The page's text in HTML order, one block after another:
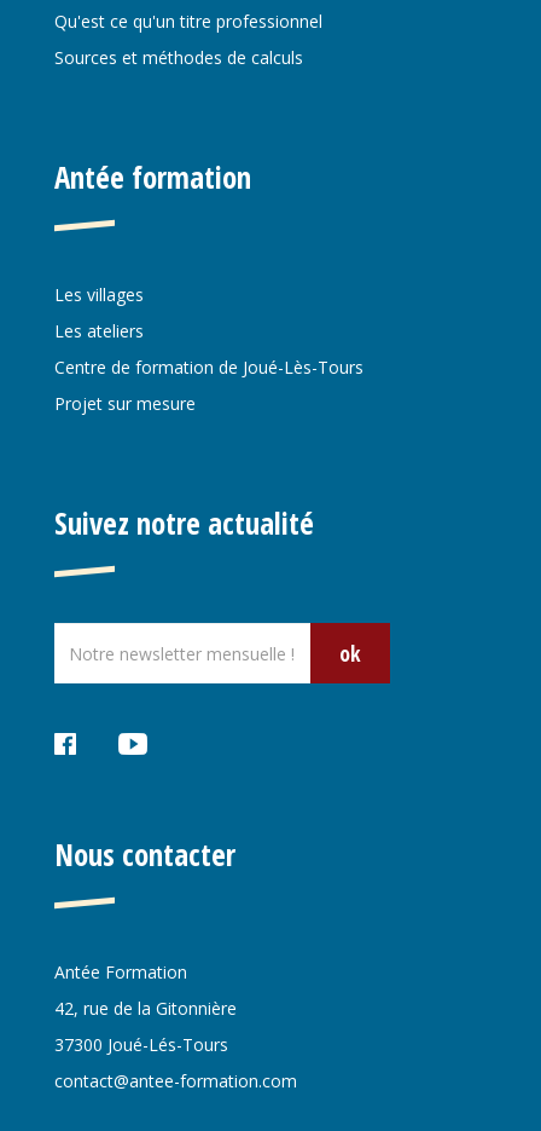
Qu'est ce qu'un titre professionnel
Sources et méthodes de calculs
Antée formation
Les villages
Les ateliers
Centre de formation de Joué-Lès-Tours
Projet sur mesure
Suivez notre actualité
ok
sociaux
Nous contacter
Antée Formation
42, rue de la Gitonnière
37300 Joué-Lés-Tours
contact@antee-formation.com